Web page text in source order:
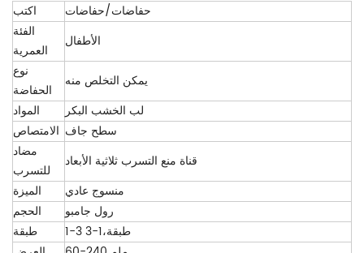
اكتب
حفاضات/حفاضات
الفئة
العمرية
الأطفال
نوع
الحفاضة
يمكن التخلص منه
المواد
لب الخشب البكر
الامتصاص سطح جاف
مضاد
للتسرب
قناة منع التسرب ثلاثية الأبعاد
الميزة
منسوج عادي
الحجم
رول جامبو
طبقة
1-3 طبقة،1-3